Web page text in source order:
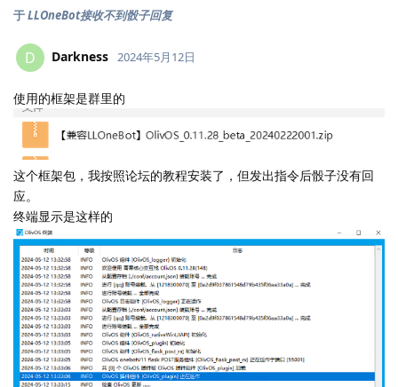
于LLOneBot接收不到骰子回复
D Darkness 2024年5月12日
使用的框架是群里的
这个框架包，我按照论坛的教程安装了，但发出指令后骰子没有回
应。
终端显示是这样的